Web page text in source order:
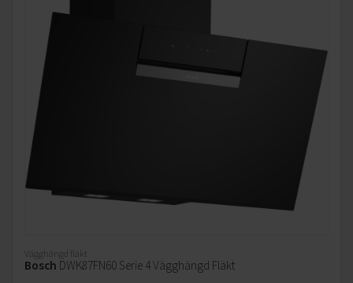
Vägghängd fläkt
Bosch DWK87FN60 Serie 4 Vägghängd Fläkt